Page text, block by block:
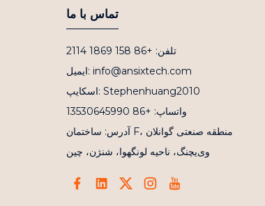
تماس با ما
تلفن: +86 158 1869 2114
ایمیل: info@ansixtech.com
اسکایپ: Stephenhuang2010
واتساپ: +86 13530645990
آدرس: ساختمان F، منطقه صنعتی گوانلان
وی‌یچنگ، ناحیه لونگهوا، شنژن، چین